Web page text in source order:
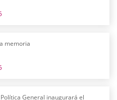
memoria
General inaugurará el